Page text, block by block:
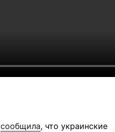
сообщила, что украинские